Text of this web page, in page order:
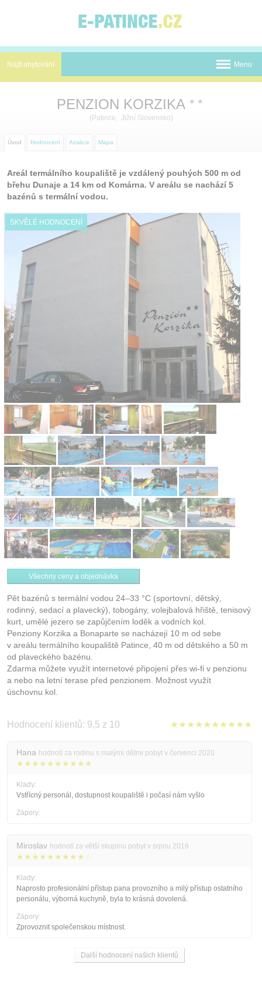
Najít ubytování
Atrakce
O nás
Kontakt
Menu
PENZION KORZIKA ★ ★
(Patince, Jižní Slovensko)
Úvod Hodnocení Atrakce Mapa
Areál termálního koupaliště je vzdálený pouhých 500 m od
břehu Dunaje a 14 km od Komárna. V areálu se nachází 5
bazénů s termální vodou.
SKVĚLÉ HODNOCENÍ
Všechny ceny a objednávka
Pět bazénů s termální vodou 24–33 °C (sportovní, dětský,
rodinný, sedací a plavecký), tobogány, volejbalová hřiště, tenisový
kurt, umělé jezero se zapůjčením loděk a vodních kol.
Penziony Korzika a Bonaparte se nacházejí 10 m od sebe
v areálu termálního koupaliště Patince, 40 m od dětského a 50 m
od plaveckého bazénu.
Zdarma můžete využít internetové připojení přes wi-fi v penzionu
a nebo na letní terase před penzionem. Možnost využít
úschovnu kol.
Hodnocení klientů: 9,5 z 10 ★★★★★★★★★★
Hana hodnotí za rodinu s malými dětmi pobyt v červenci 2020
★★★★★★★★★★
Klady:
Vstřícný personál, dostupnost koupaliště i počasí nám vyšlo
Zápory:
Miroslav hodnotí za větší skupinu pobyt v srpnu 2016
★★★★★★★★★☆
Klady:
Naprosto profesionální přístup pana provozního a milý přístup ostatního
personálu, výborná kuchyně, byla to krásná dovolená.
Zápory:
Zprovoznit společenskou místnost.
Další hodnocení našich klientů